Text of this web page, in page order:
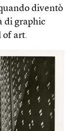
diventò
di graphic
of art.